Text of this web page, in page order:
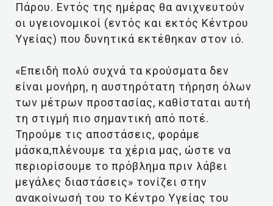
Πάρου. Εντός της ημέρας θα ανιχνευτούν
οι υγειονομικοί (εντός και εκτός Κέντρου
Υγείας) που δυνητικά εκτέθηκαν στον ιό.
«Επειδή πολύ συχνά τα κρούσματα δεν
είναι μονήρη, η αυστηρότατη τήρηση όλων
των μέτρων προστασίας, καθίσταται αυτή
τη στιγμή πιο σημαντική από ποτέ.
Τηρούμε τις αποστάσεις, φοράμε
μάσκα,πλένουμε τα χέρια μας, ώστε να
περιορίσουμε το πρόβλημα πριν λάβει
μεγάλες διαστάσεις» τονίζει στην
ανακοίνωσή του το Κέντρο Υγείας του